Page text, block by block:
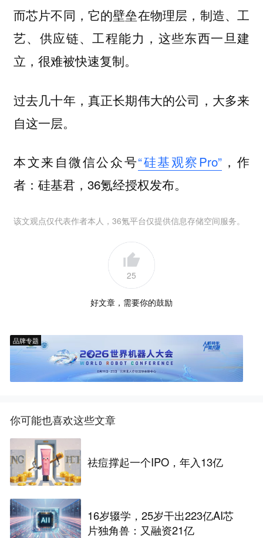
而芯片不同，它的壁垒在物理层，制造、工
艺、供应链、工程能力，这些东西一旦建
立，很难被快速复制。
过去几十年，真正长期伟大的公司，大多来
自这一层。
本文来自微信公众号“硅基观察Pro”，作
者：硅基君，36氪经授权发布。
该文观点仅代表作者本人，36氪平台仅提供信息存储空间服务。
25
好文章，需要你的鼓励
品牌专题
你可能也喜欢这些文章
祛痘撑起一个IPO，年入13亿
16岁辍学，25岁干出223亿AI芯
片独角兽：又融资21亿